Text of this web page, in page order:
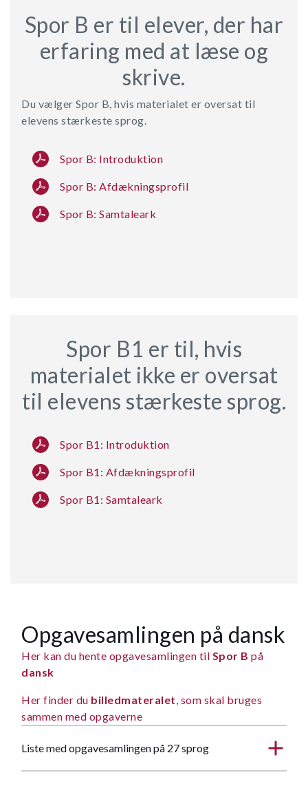
Spor B er til elever, der har
erfaring med at læse og
skrive.
Du vælger Spor B, hvis materialet er oversat til
elevens stærkeste sprog.
Spor B: Introduktion
Spor B: Afdækningsprofil
Spor B: Samtaleark
Spor B1 er til, hvis
materialet ikke er oversat
til elevens stærkeste sprog.
Spor B1: Introduktion
Spor B1: Afdækningsprofil
Spor B1: Samtaleark
Opgavesamlingen på dansk
Her kan du hente opgavesamlingen til Spor B på
dansk
Her finder du billedmateralet, som skal bruges
sammen med opgaverne
Liste med opgavesamlingen på 27 sprog